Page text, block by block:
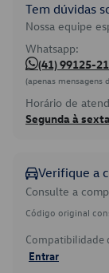
Tem dúvidas
Nossa equipe
Whatsapp:
(41) 99125-
(apenas mensagens
Horário de
Segunda à
Verifique a
Consulte a
Código original
Compatibilidade
Entrar